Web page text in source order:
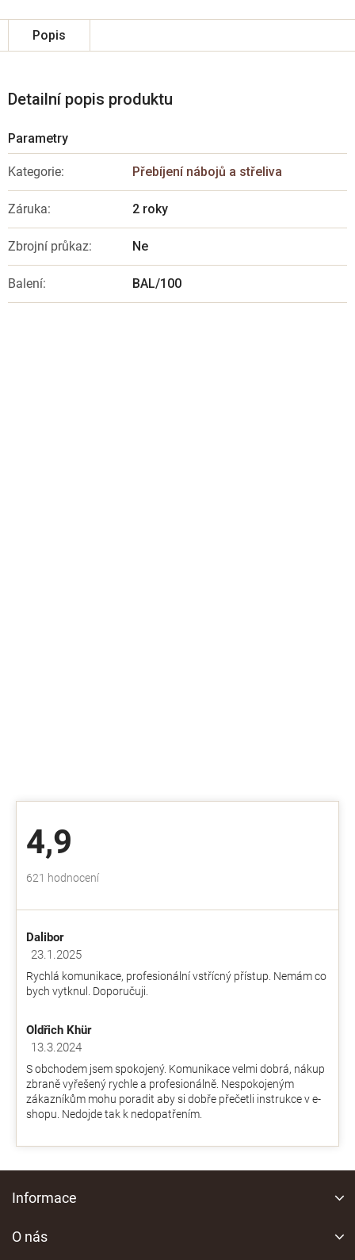
Popis
Detailní popis produktu
Kategorie: Přebíjení nábojů a střeliva
Záruka: 2 roky
Zbrojní průkaz: Ne
Balení: BAL/100
4,9
Průměrné
obchodu
4,9
hvězdiček.
621 hodnocení
Dalibor
Hodnocení obchodu je 5 z 5 hvězdiček.
23.1.2025
Rychlá komunikace, profesionální vstřícný přístup. Nemám co
bych vytknul. Doporučuji.
Oldřich Khür
Hodnocení obchodu je 5 z 5 hvězdiček.
13.3.2024
S obchodem jsem spokojený. Komunikace velmi dobrá, nákup
zbraně vyřešený rychle a profesionálně. Nespokojeným
zákazníkům mohu poradit aby si dobře přečetli instrukce v e-
shopu. Nedojde tak k nedopatřením.
Informace
O nás